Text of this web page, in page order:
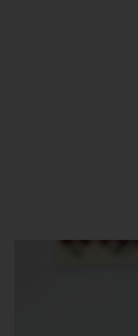
/ 264